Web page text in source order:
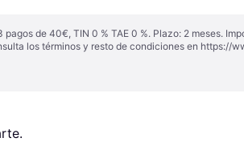
de 40€, TIN 0 % TAE 0 %. Plazo: 2 meses.
los términos y resto de condiciones en https://